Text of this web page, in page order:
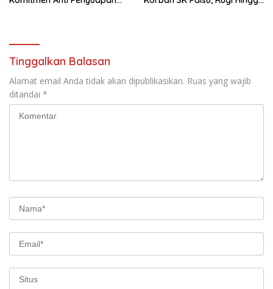
Tinggalkan Balasan
Alamat email Anda tidak akan dipublikasikan. Ruas yang wajib
ditandai *